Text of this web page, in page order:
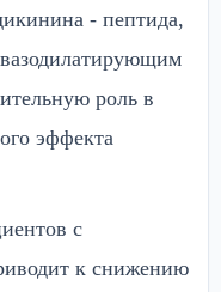
- пептида,
роль в
эффекта
с
к снижению